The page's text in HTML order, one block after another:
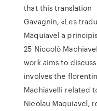
that this translation
Gavagnin, «Les
Maquiavel a
25 Niccolò
work aims to
involves the
Machiavelli related
Nicolau Maquiavel,